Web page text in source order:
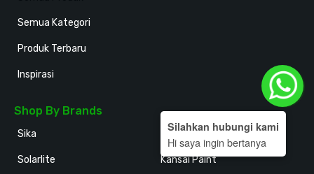
Semua Kategori
Produk Terbaru
Inspirasi
Shop By Brands
Sika
Solarlite
Holodeck
Kansai Paint
Silahkan hubungi kami
Hi saya ingin bertanya